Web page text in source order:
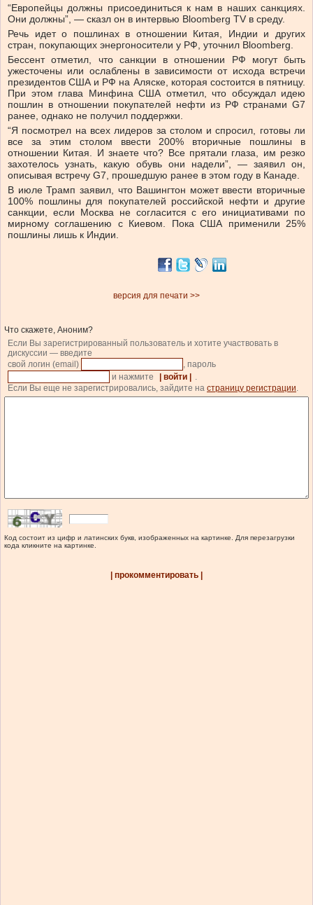
“Европейцы должны присоединиться к нам в наших санкциях.
Они должны”, — сказл он в интервью Bloomberg TV в среду.
Речь идет о пошлинах в отношении Китая, Индии и других
стран, покупающих энергоносители у РФ, уточнил Bloomberg.
Бессент отметил, что санкции в отношении РФ могут быть
ужесточены или ослаблены в зависимости от исхода встречи
президентов США и РФ на Аляске, которая состоится в пятницу.
При этом глава Минфина США отметил, что обсуждал идею
пошлин в отношении покупателей нефти из РФ странами G7
ранее, однако не получил поддержки.
“Я посмотрел на всех лидеров за столом и спросил, готовы ли
все за этим столом ввести 200% вторичные пошлины в
отношении Китая. И знаете что? Все прятали глаза, им резко
захотелось узнать, какую обувь они надели”, — заявил он,
описывая встречу G7, прошедшую ранее в этом году в Канаде.
В июле Трамп заявил, что Вашингтон может ввести вторичные
100% пошлины для покупателей российской нефти и другие
санкции, если Москва не согласится с его инициативами по
мирному соглашению с Киевом. Пока США применили 25%
пошлины лишь к Индии.
версия для печати >>
Что скажете, Аноним?
Если Вы зарегистрированный пользователь и хотите участвовать в
дискуссии — введите
свой логин (email)
, пароль
и нажмите
| войти |
.
Если Вы еще не зарегистрировались, зайдите на страницу регистрации.
Код состоит из цифр и латинских букв, изображенных на картинке. Для перезагрузки
кода кликните на картинке.
| прокомментировать |